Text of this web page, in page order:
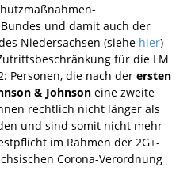
und damit auch der
Niedersachsen (siehe hier)
für die LM
Personen, die nach der ersten
& Johnson eine zweite
rechtlich nicht länger als
und sind somit nicht mehr
im Rahmen der 2G+-
Corona-Verordnung